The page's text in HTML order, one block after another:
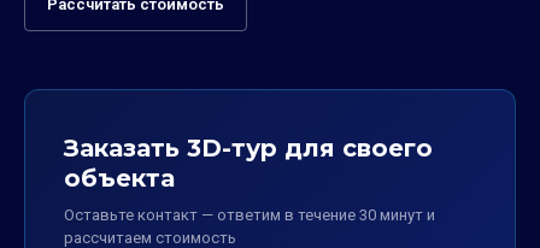
Рассчитать стоимость
Заказать 3D-тур для своего
объекта
Оставьте контакт — ответим в течение 30 минут и
рассчитаем стоимость